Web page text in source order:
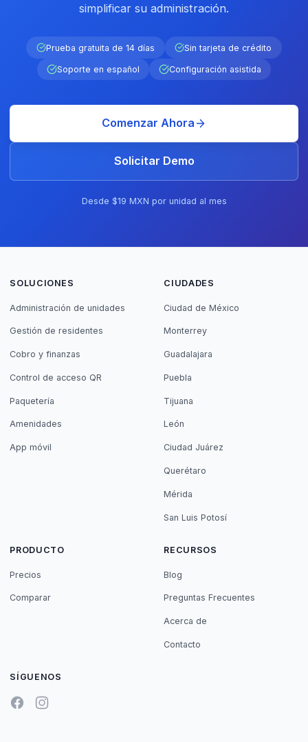
simplificar su administración.
Prueba gratuita de 14 días Sin tarjeta de crédito
Soporte en español Configuración asistida
Comenzar Ahora
Solicitar Demo
Desde $19 MXN por unidad al mes
SOLUCIONES
Administración de unidades
Gestión de residentes
Cobro y finanzas
Control de acceso QR
Paquetería
Amenidades
App móvil
CIUDADES
Ciudad de México
Monterrey
Guadalajara
Puebla
Tijuana
León
Ciudad Juárez
Querétaro
Mérida
San Luis Potosí
PRODUCTO
Precios
Comparar
RECURSOS
Blog
Preguntas Frecuentes
Acerca de
Contacto
SÍGUENOS